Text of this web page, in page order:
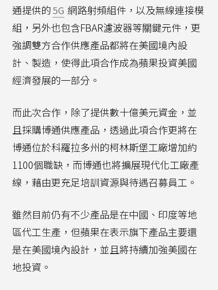
通提供的5G 網路射頻組件，以及無線連接模
組，另外也包含FBAR濾波器等關鍵元件，更
強調雙方合作供應產品都將在美國境內設
計、製造，使得此項合作成為蘋果投資美國
經濟發展的一部分。
而此次合作，除了提供數十億美元資金，並
且採購博通供應產品，透過此項合作更將在
博通位於科羅拉多州的柯林斯堡工廠增加約
1100個職缺，而博通也將擴展現代化工廠產
線，藉由更充足培訓資源與待遇召募員工。
雖然目前仍有不少產品是在中國、印度等地
區代工生產，但蘋果在表示旗下產品主要還
是在美國境內設計，並且將持續加強美國在
地投資。